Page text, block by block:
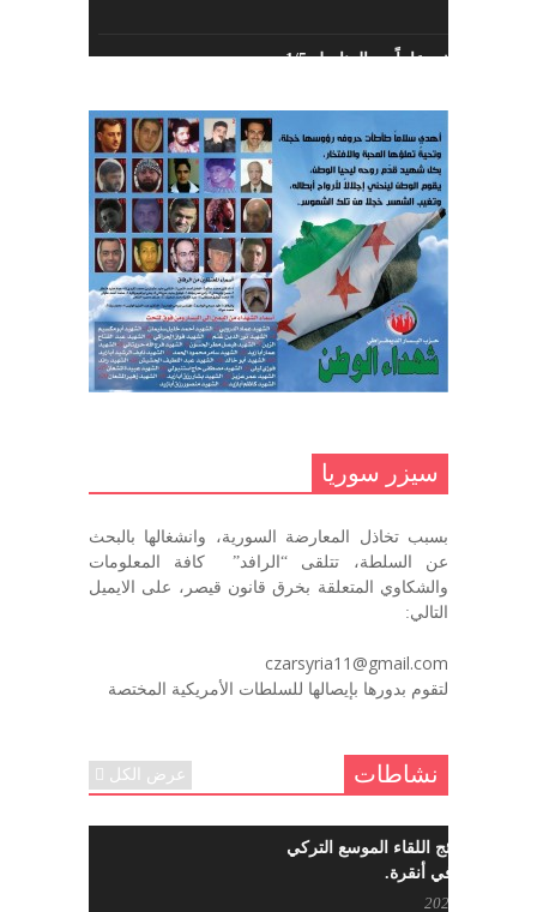
خمسة عشر عاماً مع المناضل 1/5
غاب صاحب الضحكة الطفولية
مناضل بحجم الوطن …منصور الاتاسي .
ما زلت خالدا في قلوبنا
في الذكرى السنوية لرحيل الرفيق منصور أتاسي أبو مطيع
رحمه الله. – عبد الله حاج محمد
ننساك – خالد الحموري
سيزر سوريا
بسبب تخاذل المعارضة السورية، وانشغالها بالبحث
عن السلطة، تتلقى “الرافد” كافة المعلومات
والشكاوي المتعلقة بخرق قانون قيصر، على الايميل
التالي:
czarsyria11@gmail.com
لتقوم بدورها بإيصالها للسلطات الأمريكية المختصة
نشاطات عرض الكل
ما هي نتائج اللقاء الموسع التركي
السوري في أنقرة.